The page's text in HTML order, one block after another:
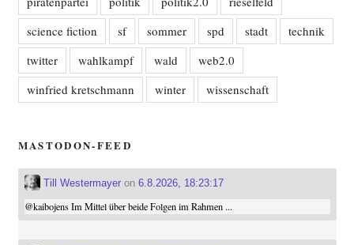
science fiction
sf sommer spd stadt
technik
twitter
wahlkampf wald
web2.0
winfried kretschmann
winter wissenschaft
MASTODON-FEED
Till Westermayeron 6.8.2026, 18:23:17
@kaibojensIm Mittel über beide Folgen im Rahmen ...